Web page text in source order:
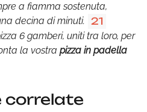
a fiamma sostenuta,
decina di minuti. 21
6 gamberi, uniti tra loro, per
la vostra pizza in padella
correlate